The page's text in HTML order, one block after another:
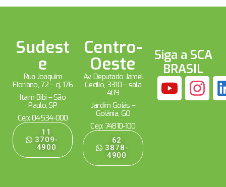
Sudest
e
Rua Joaquim
Floriano, 72 – cj. 176
Itaim Bibi – São
Paulo, SP
Cep: 04534-000
11
3709-
4900
Centro-
Oeste
Av. Deputado Jamel
Cecílio, 3310 – sala
409
Jardim Goiás –
Goiânia, GO
Cep: 74810-100
62
3878-
4900
Siga a SCA
BRASIL